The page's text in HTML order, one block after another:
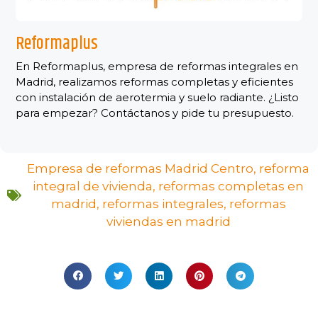
Reformaplus
En Reformaplus, empresa de reformas integrales en
Madrid, realizamos reformas completas y eficientes
con instalación de aerotermia y suelo radiante. ¿Listo
para empezar? Contáctanos y pide tu presupuesto.
Empresa de reformas Madrid Centro, reforma
integral de vivienda, reformas completas en
madrid, reformas integrales, reformas
viviendas en madrid